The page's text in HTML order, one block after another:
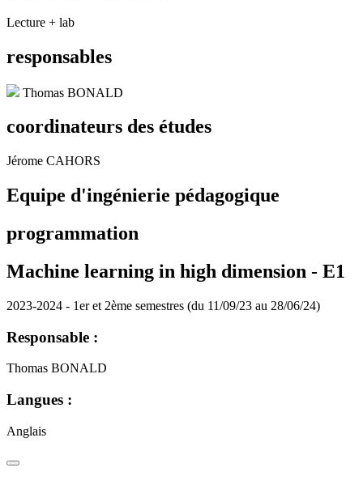
Lecture + lab
responsables
Thomas BONALD
coordinateurs des études
Jérome CAHORS
Equipe d'ingénierie pédagogique
programmation
Machine learning in high dimension - E1
2023-2024 - 1er et 2ème semestres (du 11/09/23 au 28/06/24)
Responsable :
Thomas BONALD
Langues :
Anglais